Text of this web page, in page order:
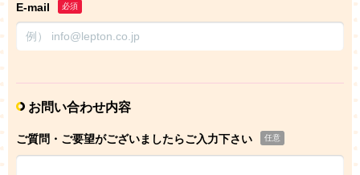
E-mail 必須
お問い合わせ内容
ご質問・ご要望がございましたらご入力下さい 任意